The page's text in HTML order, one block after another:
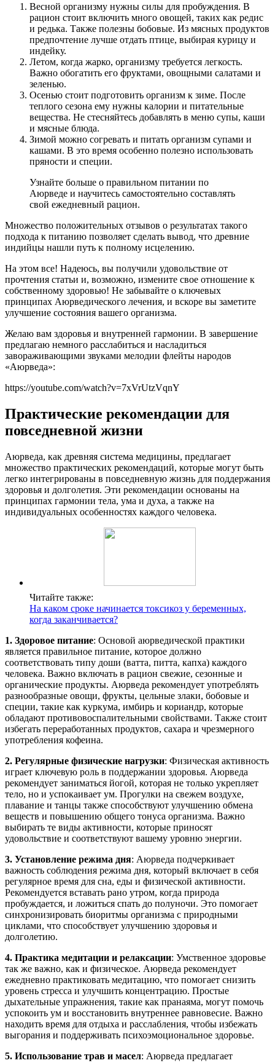
Весной организму нужны силы для пробуждения. В
рацион стоит включить много овощей, таких как редис
и редька. Также полезны бобовые. Из мясных продуктов
предпочтение лучше отдать птице, выбирая курицу и
индейку.
Летом, когда жарко, организму требуется легкость.
Важно обогатить его фруктами, овощными салатами и
зеленью.
Осенью стоит подготовить организм к зиме. После
теплого сезона ему нужны калории и питательные
вещества. Не стесняйтесь добавлять в меню супы, каши
и мясные блюда.
Зимой можно согревать и питать организм супами и
кашами. В это время особенно полезно использовать
пряности и специи.
Узнайте больше о правильном питании по
Аюрведе и научитесь самостоятельно составлять
свой ежедневный рацион.
Множество положительных отзывов о результатах такого
подхода к питанию позволяет сделать вывод, что древние
индийцы нашли путь к полному исцелению.
На этом все! Надеюсь, вы получили удовольствие от
прочтения статьи и, возможно, измените свое отношение к
собственному здоровью! Не забывайте о ключевых
принципах Аюрведического лечения, и вскоре вы заметите
улучшение состояния вашего организма.
Желаю вам здоровья и внутренней гармонии. В завершение
предлагаю немного расслабиться и насладиться
завораживающими звуками мелодии флейты народов
«Аюрведа»:
https://youtube.com/watch?v=7xVrUtzVqnY
Практические рекомендации для
повседневной жизни
Аюрведа, как древняя система медицины, предлагает
множество практических рекомендаций, которые могут быть
легко интегрированы в повседневную жизнь для поддержания
здоровья и долголетия. Эти рекомендации основаны на
принципах гармонии тела, ума и духа, а также на
индивидуальных особенностях каждого человека.
Читайте также:
На каком сроке начинается токсикоз у беременных,
когда заканчивается?
1. Здоровое питание: Основой аюрведической практики
является правильное питание, которое должно
соответствовать типу доши (ватта, питта, капха) каждого
человека. Важно включать в рацион свежие, сезонные и
органические продукты. Аюрведа рекомендует употреблять
разнообразные овощи, фрукты, цельные злаки, бобовые и
специи, такие как куркума, имбирь и кориандр, которые
обладают противовоспалительными свойствами. Также стоит
избегать переработанных продуктов, сахара и чрезмерного
употребления кофеина.
2. Регулярные физические нагрузки: Физическая активность
играет ключевую роль в поддержании здоровья. Аюрведа
рекомендует заниматься йогой, которая не только укрепляет
тело, но и успокаивает ум. Прогулки на свежем воздухе,
плавание и танцы также способствуют улучшению обмена
веществ и повышению общего тонуса организма. Важно
выбирать те виды активности, которые приносят
удовольствие и соответствуют вашему уровню энергии.
3. Установление режима дня: Аюрведа подчеркивает
важность соблюдения режима дня, который включает в себя
регулярное время для сна, еды и физической активности.
Рекомендуется вставать рано утром, когда природа
пробуждается, и ложиться спать до полуночи. Это помогает
синхронизировать биоритмы организма с природными
циклами, что способствует улучшению здоровья и
долголетию.
4. Практика медитации и релаксации: Умственное здоровье
так же важно, как и физическое. Аюрведа рекомендует
ежедневно практиковать медитацию, что помогает снизить
уровень стресса и улучшить концентрацию. Простые
дыхательные упражнения, такие как пранаяма, могут помочь
успокоить ум и восстановить внутреннее равновесие. Важно
находить время для отдыха и расслабления, чтобы избежать
выгорания и поддерживать психоэмоциональное здоровье.
5. Использование трав и масел: Аюрведа предлагает